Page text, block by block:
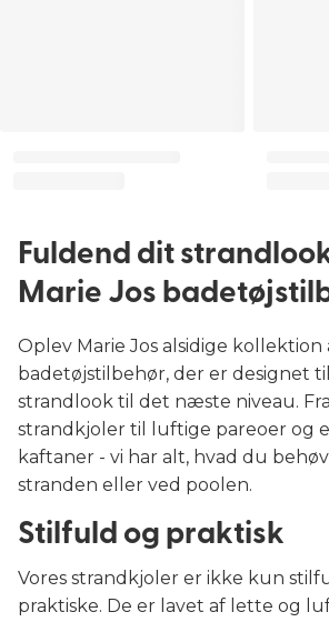
Fuldend dit
Marie Jos
Oplev Marie Jos alsidige kollektion
badetøjstilbehør, der er designet
strandlook til det næste niveau.
strandkjoler til luftige pareoer og
kaftaner - vi har alt, hvad du
stranden eller ved poolen.
Stilfuld og praktisk
Vores strandkjoler er ikke kun
praktiske. De er lavet af lette og